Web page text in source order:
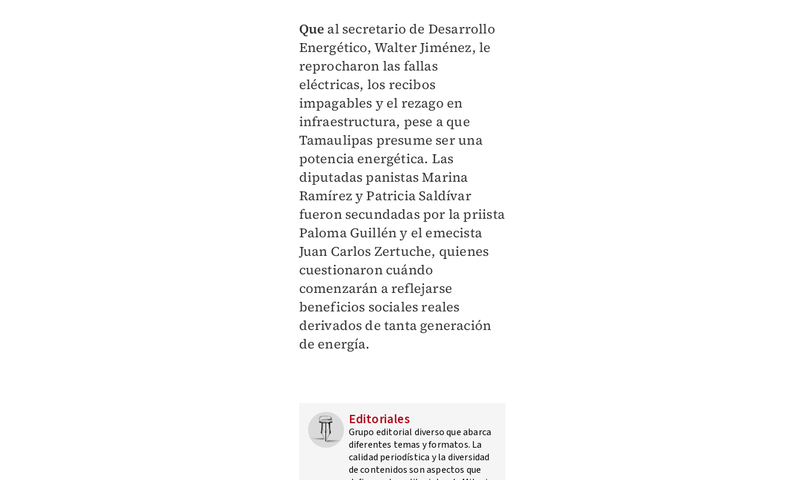
Que al secretario de Desarrollo
Energético, Walter Jiménez, le
reprocharon las fallas
eléctricas, los recibos
impagables y el rezago en
infraestructura, pese a que
Tamaulipas presume ser una
potencia energética. Las
diputadas panistas Marina
Ramírez y Patricia Saldívar
fueron secundadas por la priista
Paloma Guillén y el emecista
Juan Carlos Zertuche, quienes
cuestionaron cuándo
comenzarán a reflejarse
beneficios sociales reales
derivados de tanta generación
de energía.
Editoriales
Grupo editorial diverso que abarca
diferentes temas y formatos. La
calidad periodística y la diversidad
de contenidos son aspectos que